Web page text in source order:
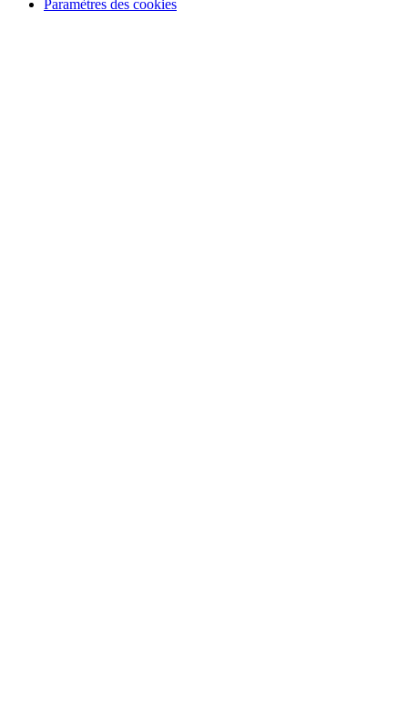
Paramètres des cookies